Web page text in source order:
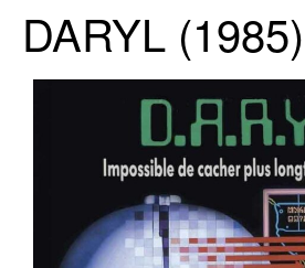
DARYL (1985)